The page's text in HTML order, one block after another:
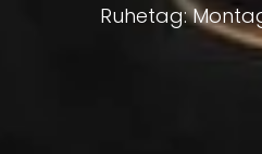
Ruhetag: